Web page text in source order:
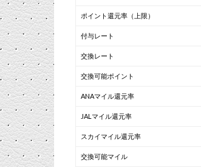
ポイント還元率（上限）
付与レート
交換レート
交換可能ポイント
ANAマイル還元率
JALマイル還元率
スカイマイル還元率
交換可能マイル